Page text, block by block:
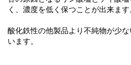
く、濃度を低く保つことが出来ます
酸化鉄性の他製品より不純物が少
います。